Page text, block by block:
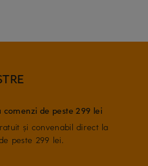
de peste 299 lei
și convenabil direct la
peste 299 lei.